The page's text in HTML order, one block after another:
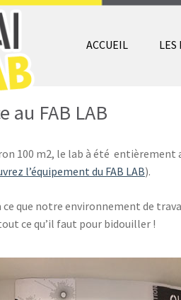
ACCUEIL LES
au FAB LAB
100 m2, le lab à été entièrement
l’équipement du FAB LAB).
ce que notre environnement de
ce qu’il faut pour bidouiller !